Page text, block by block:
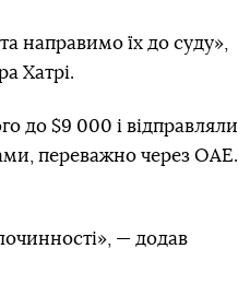
направимо їх до суду»,
Хатрі.
до $9 000 і відправляли
переважно через ОАЕ.
— додав